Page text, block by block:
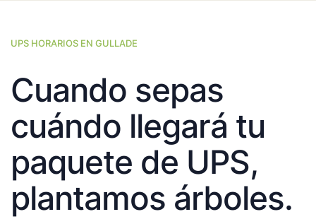
UPS HORARIOS EN GULLADE
Cuando sepas
cuándo llegará tu
paquete de UPS,
plantamos árboles.